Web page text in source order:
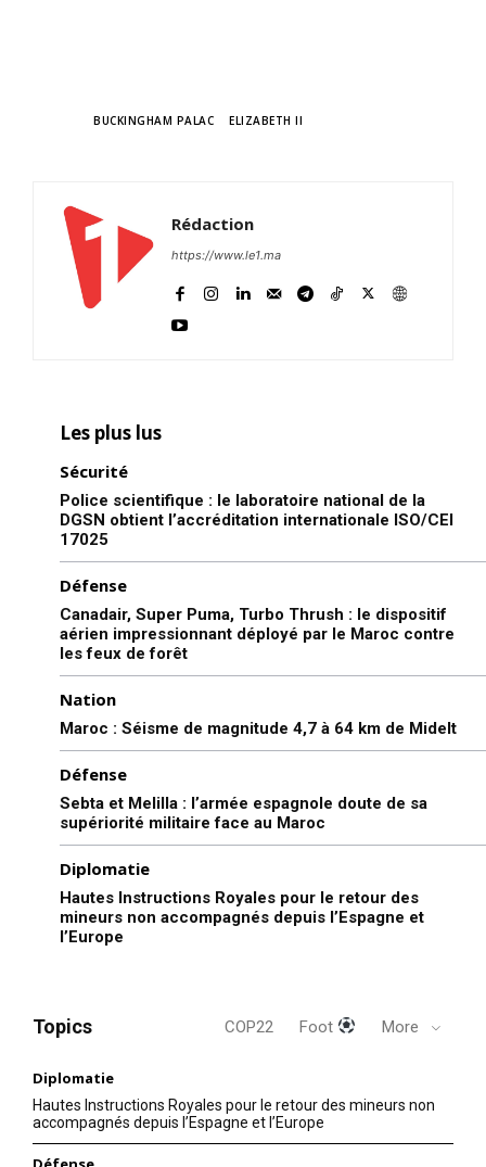
BUCKINGHAM PALAC ELIZABETH II
Rédaction
https://www.le1.ma
Les plus lus
Sécurité
Police scientifique : le laboratoire national de la
DGSN obtient l’accréditation internationale ISO/CEI
17025
Défense
Canadair, Super Puma, Turbo Thrush : le dispositif
aérien impressionnant déployé par le Maroc contre
les feux de forêt
Nation
Maroc : Séisme de magnitude 4,7 à 64 km de Midelt
Défense
Sebta et Melilla : l’armée espagnole doute de sa
supériorité militaire face au Maroc
Diplomatie
Hautes Instructions Royales pour le retour des
mineurs non accompagnés depuis l’Espagne et
l’Europe
Topics COP22 Foot More
Diplomatie
Hautes Instructions Royales pour le retour des mineurs non
accompagnés depuis l’Espagne et l’Europe